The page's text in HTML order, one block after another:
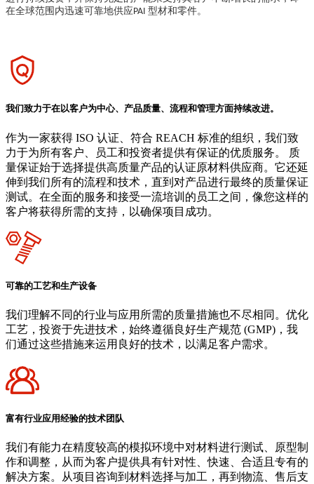
在全球范围内迅速可靠地供应PAI 型材和零件。
我们致力于在以客户为中心、产品质量、流程和管理方面持续改进。
作为一家获得 ISO 认证、符合 REACH 标准的组织，我们致
力于为所有客户、员工和投资者提供有保证的优质服务。 质
量保证始于选择提供高质量产品的认证原材料供应商。它还延
伸到我们所有的流程和技术，直到对产品进行最终的质量保证
测试。在全面的服务和接受一流培训的员工之间，像您这样的
客户将获得所需的支持，以确保项目成功。
可靠的工艺和生产设备
我们理解不同的行业与应用所需的质量措施也不尽相同。优化
工艺，投资于先进技术，始终遵循良好生产规范 (GMP)，我
们通过这些措施来运用良好的技术，以满足客户需求。
富有行业应用经验的技术团队
我们有能力在精度较高的模拟环境中对材料进行测试、原型制
作和调整，从而为客户提供具有针对性、快速、合适且专有的
解决方案。从项目咨询到材料选择与加工，再到物流、售后支